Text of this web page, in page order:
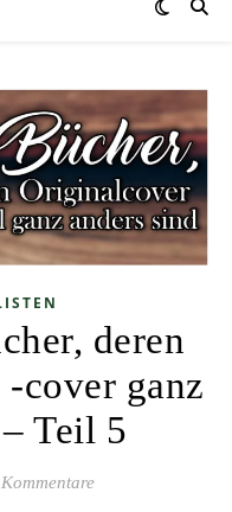
deren
cover ganz
Teil 5